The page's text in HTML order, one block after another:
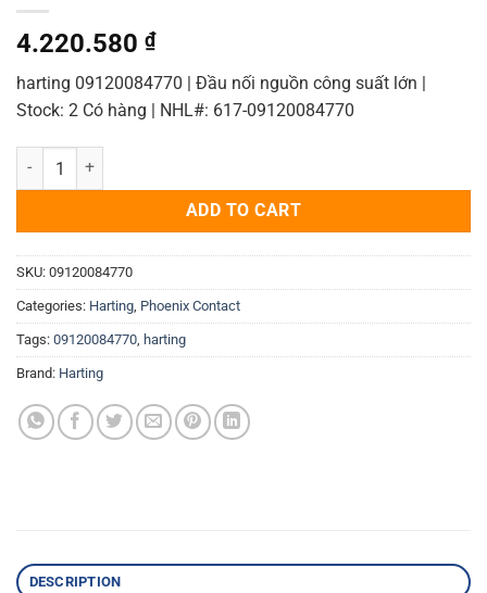
4.220.580 ₫
harting 09120084770 | Đầu nối nguồn công suất lớn |
Stock: 2 Có hàng | NHL#: 617-09120084770
Đầu nối nguồn công suất lớn Han-Power T with 3x PushPull Power
ADD TO CART
SKU: 09120084770
Categories: Harting Phoenix Contact
Tags: 09120084770 harting
Brand: Harting
DESCRIPTION